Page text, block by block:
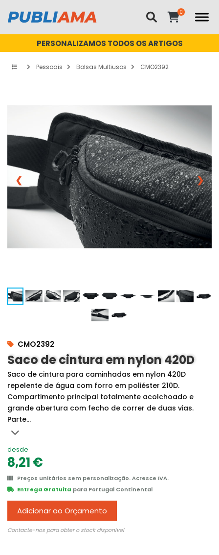
PERSONALIZAMOS TODOS OS ARTIGOS
Pessoais Bolsas Multiusos CMO2392
❮ ❯
CMO2392
Saco de cintura em nylon 420D
Saco de cintura para caminhadas em nylon 420D
repelente de água com forro em poliéster 210D.
Compartimento principal totalmente acolchoado e
grande abertura com fecho de correr de duas vias.
Parte...
desde
8,21 €
Preços unitários sem personalização. Acresce IVA.
Entrega Gratuita para Portugal Continental
Adicionar ao Orçamento
Contacte-nos para obter o stock disponível